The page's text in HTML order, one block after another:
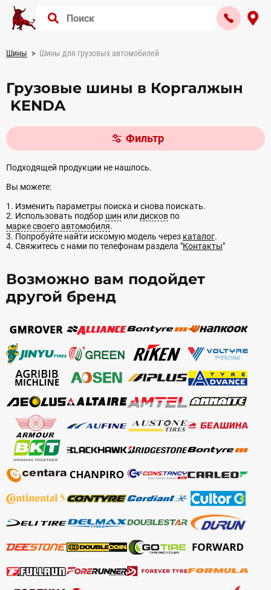
Шины Шины для грузовых автомобилей
Грузовые шины в Коргалжын
KENDA
Фильтр
Подходящей продукции не нашлось.
Вы можете:
1. Изменить параметры поиска и снова поискать.
2. Использовать подбор шин или дисков по
марке своего автомобиля.
3. Попробуйте найти искомую модель через каталог.
4. Свяжитесь с нами по телефонам раздела "Контакты"
Возможно вам подойдет
другой бренд